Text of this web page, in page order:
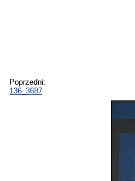
Poprzedni:
136_3687